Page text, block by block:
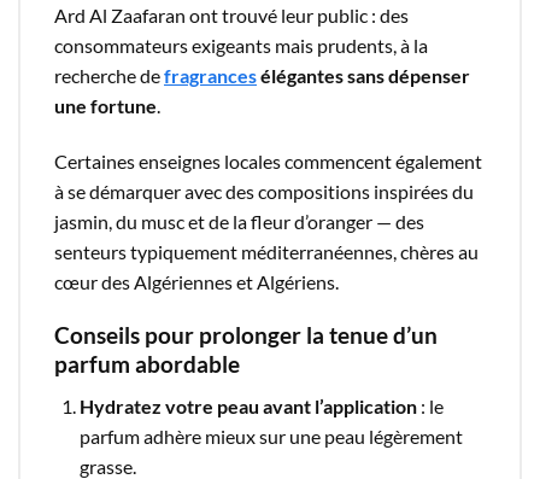
Ard Al Zaafaran ont trouvé leur public : des
consommateurs exigeants mais prudents, à la
recherche defragrancesélégantes sans dépenser
une fortune
Certaines enseignes locales commencent également
à se démarquer avec des compositions inspirées du
jasmin, du musc et de la fleur d’oranger — des
senteurs typiquement méditerranéennes, chères au
cœur des Algériennes et Algériens.
Conseils pour prolonger la tenue d’un
parfum abordable
Hydratez votre peau avant l’application: le
parfum adhère mieux sur une peau légèrement
grasse.